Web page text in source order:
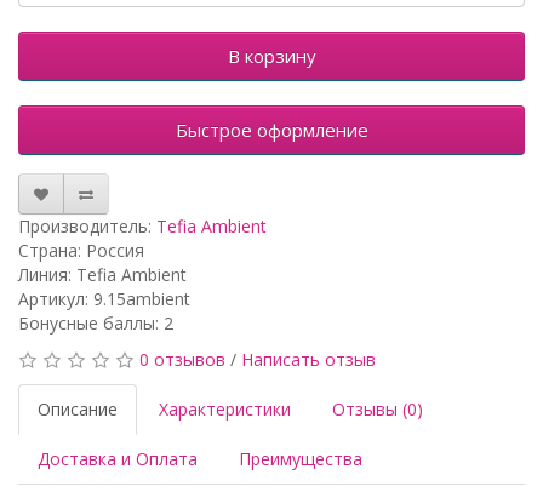
В корзину
Быстрое оформление
Производитель: Tefia Ambient
Страна: Россия
Линия: Tefia Ambient
Артикул: 9.15ambient
Бонусные баллы: 2
0 отзывов / Написать отзыв
Описание Характеристики Отзывы (0)
Доставка и Оплата Преимущества